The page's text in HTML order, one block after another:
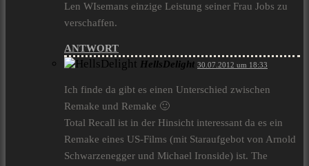
Len WIsemans einzige Leistung seiner Frau Jobs zu
verschaffen.
ANTWORT
HellsDelight 30.07.2012 um 18:33
Ich finde da gibt es einen Unterschied zwischen
Remake und Remake 🙂
Total Recall ist in der Hinsicht interessant da es ein
Remake eines US-Films (mit Staraufgebot von Arnold
Schwarzenegger und Michael Ironside) ist. The